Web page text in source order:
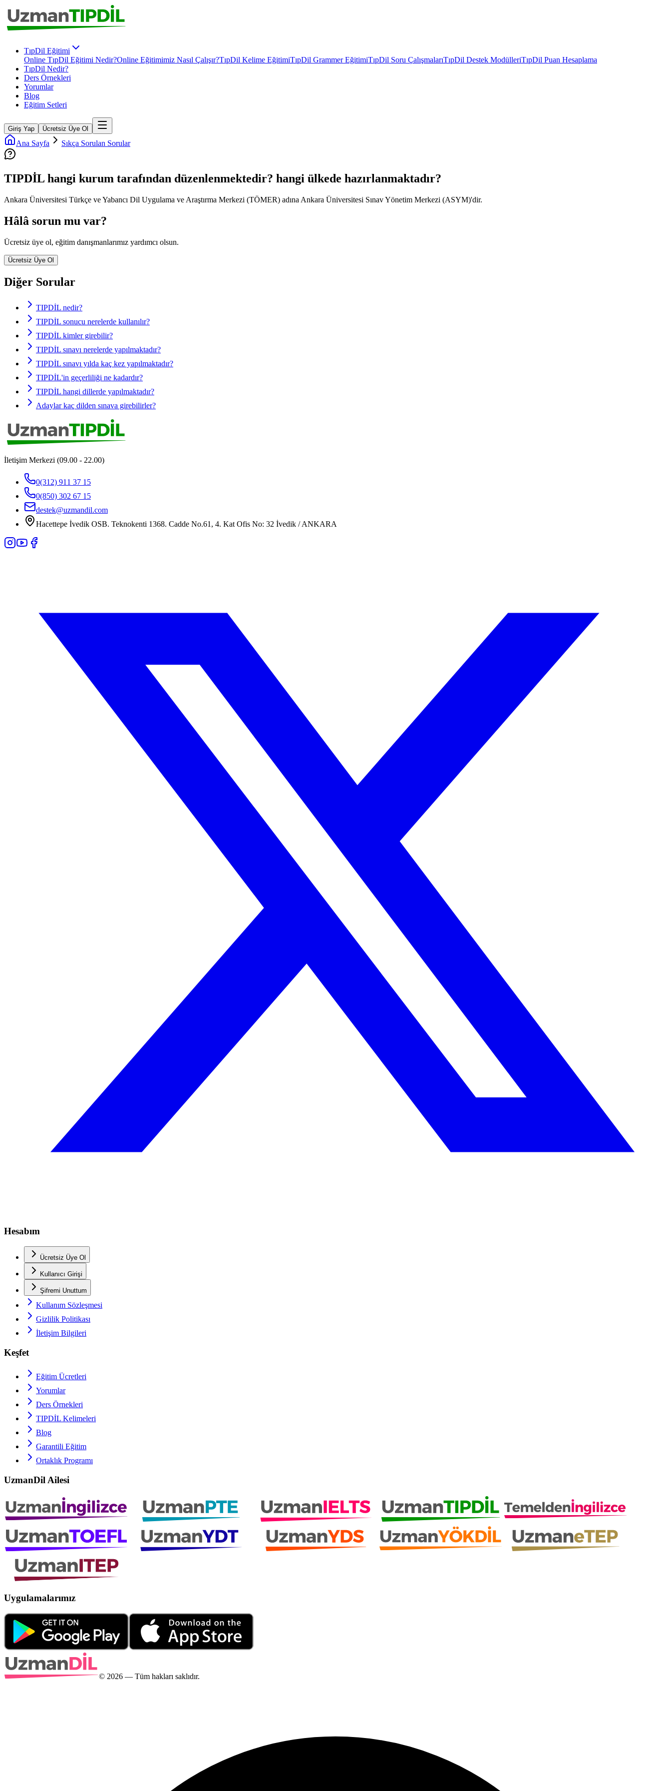
TıpDil Eğitimi
Online TıpDil Eğitimi Nedir?Online Eğitimimiz Nasıl Çalışır?TıpDil Kelime EğitimiTıpDil Grammer EğitimiTıpDil Soru ÇalışmalarıTıpDil Destek ModülleriTıpDil Puan Hesaplama
TıpDil Nedir?
Ders Örnekleri
Yorumlar
Blog
Eğitim Setleri
Giriş Yap Ücretsiz Üye Ol
Ana Sayfa Sıkça Sorulan Sorular
TIPDİL hangi kurum tarafından düzenlenmektedir? hangi ülkede hazırlanmaktadır?
Ankara Üniversitesi Türkçe ve Yabancı Dil Uygulama ve Araştırma Merkezi (TÖMER) adına Ankara Üniversitesi Sınav Yönetim Merkezi (ASYM)'dir.
Hâlâ sorun mu var?
Ücretsiz üye ol, eğitim danışmanlarımız yardımcı olsun.
Ücretsiz Üye Ol
Diğer Sorular
TIPDİL nedir?
TIPDİL sonucu nerelerde kullanılır?
TIPDİL kimler girebilir?
TIPDİL sınavı nerelerde yapılmaktadır?
TIPDİL sınavı yılda kaç kez yapılmaktadır?
TIPDİL'in geçerliliği ne kadardır?
TIPDİL hangi dillerde yapılmaktadır?
Adaylar kaç dilden sınava girebilirler?
İletişim Merkezi (09.00 - 22.00)
0(312) 911 37 15
0(850) 302 67 15
destek@uzmandil.com
Hacettepe İvedik OSB. Teknokenti 1368. Cadde No.61, 4. Kat Ofis No: 32 İvedik / ANKARA
Hesabım
Ücretsiz Üye Ol
Kullanıcı Girişi
Şifremi Unuttum
Kullanım Sözleşmesi
Gizlilik Politikası
İletişim Bilgileri
Keşfet
Eğitim Ücretleri
Yorumlar
Ders Örnekleri
TIPDİL Kelimeleri
Blog
Garantili Eğitim
Ortaklık Programı
UzmanDil Ailesi
Uygulamalarımız
© 2026 — Tüm hakları saklıdır.